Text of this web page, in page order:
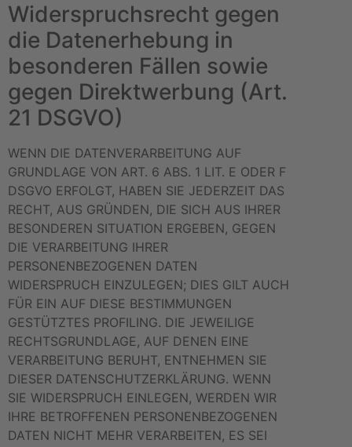
Widerspruchsrecht gegen
die Datenerhebung in
besonderen Fällen sowie
gegen Direktwerbung (Art.
21 DSGVO)
WENN DIE DATENVERARBEITUNG AUF
GRUNDLAGE VON ART. 6 ABS. 1 LIT. E ODER F
DSGVO ERFOLGT, HABEN SIE JEDERZEIT DAS
RECHT, AUS GRÜNDEN, DIE SICH AUS IHRER
BESONDEREN SITUATION ERGEBEN, GEGEN
DIE VERARBEITUNG IHRER
PERSONENBEZOGENEN DATEN
WIDERSPRUCH EINZULEGEN; DIES GILT AUCH
FÜR EIN AUF DIESE BESTIMMUNGEN
GESTÜTZTES PROFILING. DIE JEWEILIGE
RECHTSGRUNDLAGE, AUF DENEN EINE
VERARBEITUNG BERUHT, ENTNEHMEN SIE
DIESER DATENSCHUTZERKLÄRUNG. WENN
SIE WIDERSPRUCH EINLEGEN, WERDEN WIR
IHRE BETROFFENEN PERSONENBEZOGENEN
DATEN NICHT MEHR VERARBEITEN, ES SEI